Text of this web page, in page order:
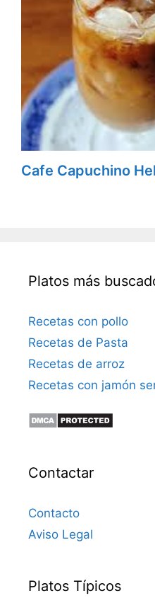
Cafe Capuchino
Platos más
Recetas con pollo
Recetas de Pasta
Recetas de arroz
Recetas con jamón
Contactar
Contacto
Aviso Legal
Platos Típicos